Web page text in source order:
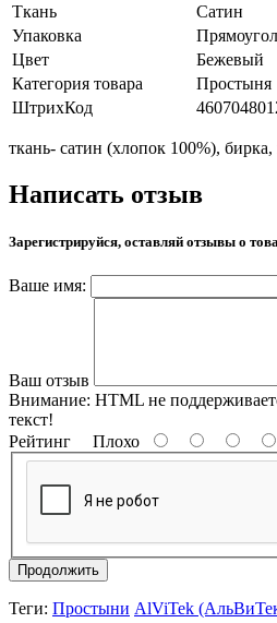
Ткань
Сатин
Упаковка
Цвет
Бежевый
Категория товара
Простыня
ШтрихКод
ткань- сатин (хлопок 100%), бирка,
Написать отзыв
Зарегистрируйся, оставляй отзывы о
Ваше имя:
Ваш отзыв
Внимание: HTML не
текст!
Рейтинг Плохо
Продолжить
Теги: Простыни AlViTek